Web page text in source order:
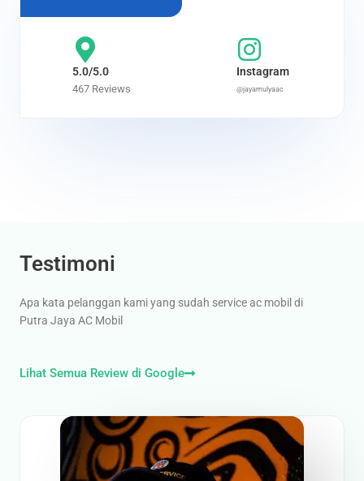
5.0/5.0
467 Reviews
Instagram
@jayamulyaac
Testimoni
Apa kata pelanggan kami yang sudah service ac mobil di
Putra Jaya AC Mobil
Lihat Semua Review di Google